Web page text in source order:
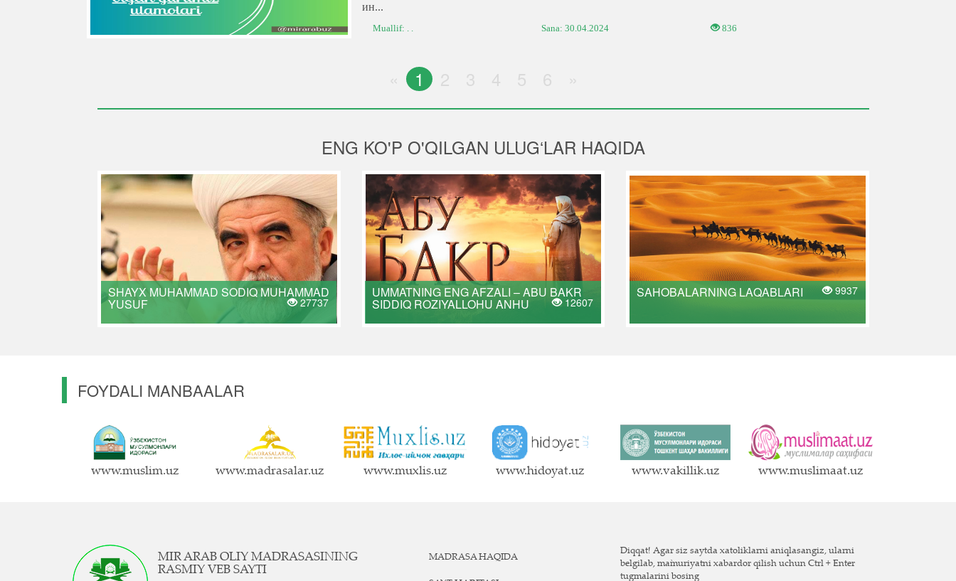
ин...
Muallif: . . Sana:30.04.2024 836
« 1 2 3 4 5 6 »
ENG KO'P O'QILGAN ULUGʻLAR HAQIDA
SHAYX MUHAMMAD SODIQ MUHAMMAD
YUSUF 27737
UMMATNING ENG AFZALI – ABU BAKR
SIDDIQ ROZIYALLOHU ANHU 12607
SAHOBALARNING LAQABLARI 9937
FOYDALI MANBAALAR
www.muslim.uz www.madrasalar.uz www.muxlis.uz www.hidoyat.uz www.vakillik.uz www.muslimaat.uz
MIR ARAB OLIY MADRASASINING
RASMIY VEB SAYTI
MADRASA HAQIDA
Diqqat! Agar siz saytda xatoliklarni aniqlasangiz, ularni
belgilab, ma`muriyatni xabardor qilish uchun Ctrl + Enter
tugmalarini bosing